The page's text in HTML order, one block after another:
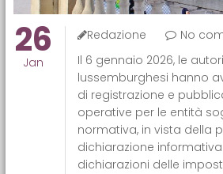
26
Jan
Redazione
No
Il 6 gennaio 2026, le
lussemburghesi hanno
di registrazione e
operative per le entità
normativa, in vista della
dichiarazione informativa
dichiarazioni delle